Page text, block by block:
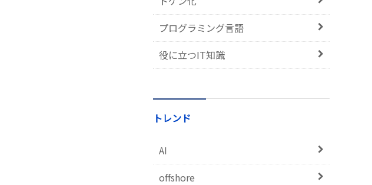
プログラミング言語
役に立つIT知識
トレンド
AI
offshore